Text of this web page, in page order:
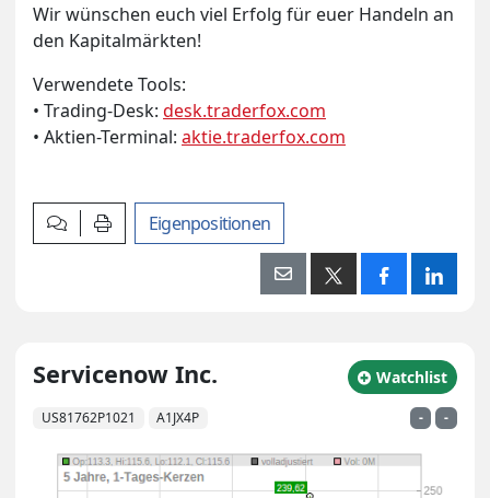
Wir wünschen euch viel Erfolg für euer Handeln an
den Kapitalmärkten!
Verwendete Tools:
• Trading-Desk: desk.traderfox.com
• Aktien-Terminal: aktie.traderfox.com
Kommentar verfassen
Artikel drucken
Eigenpositionen
zu Watchlist
Watchlist
Servicenow Inc.
US81762P1021 A1JX4P - -